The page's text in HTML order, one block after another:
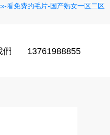
看免费的毛片-国产熟女一区二区
們 13761988855